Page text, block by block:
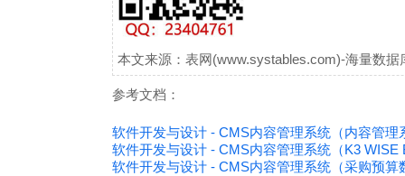
本文来源：表网(www.systables.com)-海量数
参考文档：
软件开发与设计 - CMS内容管理系统（内容管理
软件开发与设计 - CMS内容管理系统（K3 WISE
软件开发与设计 - CMS内容管理系统（采购预算